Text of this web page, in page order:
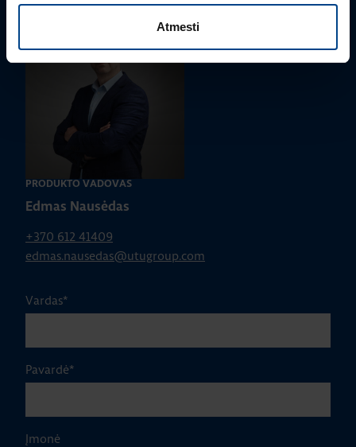
Atmesti
PRODUKTO VADOVAS
Edmas Nausėdas
+370 612 41409
edmas.nausedas@utugroup.com
Vardas*
Pavardė*
Įmonė